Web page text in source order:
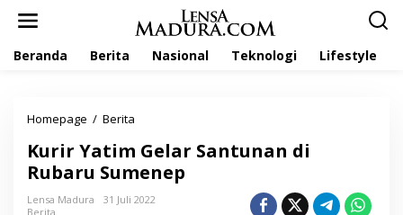
Beranda Berita Nasional Teknologi Lifestyle
Homepage / Berita
i
r
Y
Kurir Yatim Gelar Santunan di
Rubaru Sumenep
Lensa Madura
31 Juli 2022
Berita